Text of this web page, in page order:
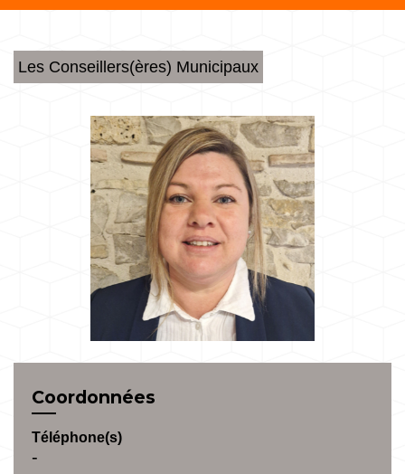
Les Conseillers(ères) Municipaux
Coordonnées
Téléphone(s)
-